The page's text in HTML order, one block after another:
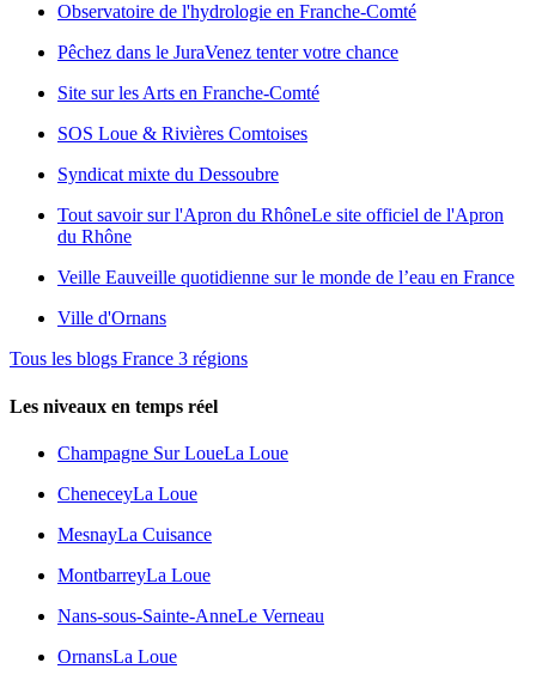
Observatoire de l'hydrologie en Franche-Comté
Pêchez dans le JuraVenez tenter votre chance
Site sur les Arts en Franche-Comté
SOS Loue & Rivières Comtoises
Syndicat mixte du Dessoubre
Tout savoir sur l'Apron du RhôneLe site officiel de l'Apron
du Rhône
Veille Eauveille quotidienne sur le monde de l’eau en France
Ville d'Ornans
Tous les blogs France 3 régions
Les niveaux en temps réel
Champagne Sur LoueLa Loue
CheneceyLa Loue
MesnayLa Cuisance
MontbarreyLa Loue
Nans-sous-Sainte-AnneLe Verneau
OrnansLa Loue